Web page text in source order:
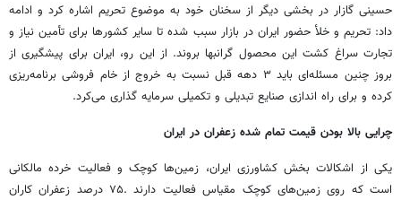
حسینی گازار در بخشی دیگر از سخنان خود به موضوع تحریم اشاره کرد و ادامه
داد: تحریم و خلأ حضور ایران در بازار سبب شده تا سایر کشورها برای تأمین نیاز و
تجارت سراغ کشت این محصول گرانبها بروند. از این رو، ایران برای پیشگیری از
بروز چنین مسئله‌ای باید ۳ دهه قبل نسبت به خروج از خام فروشی برنامه‌ریزی
کرده و برای راه اندازی صنایع تبدیلی و تکمیلی سرمایه گذاری می‌کرد.
چرایی بالا بودن قیمت تمام شده زعفران در ایران
یکی از اشکالات بخش کشاورزی ایران، زمین‌ها کوچک و فعالیت خرده مالکانی
است که روی زمین‌های کوچک مقیاس فعالیت دارند .۷۵ درصد زعفران کاران